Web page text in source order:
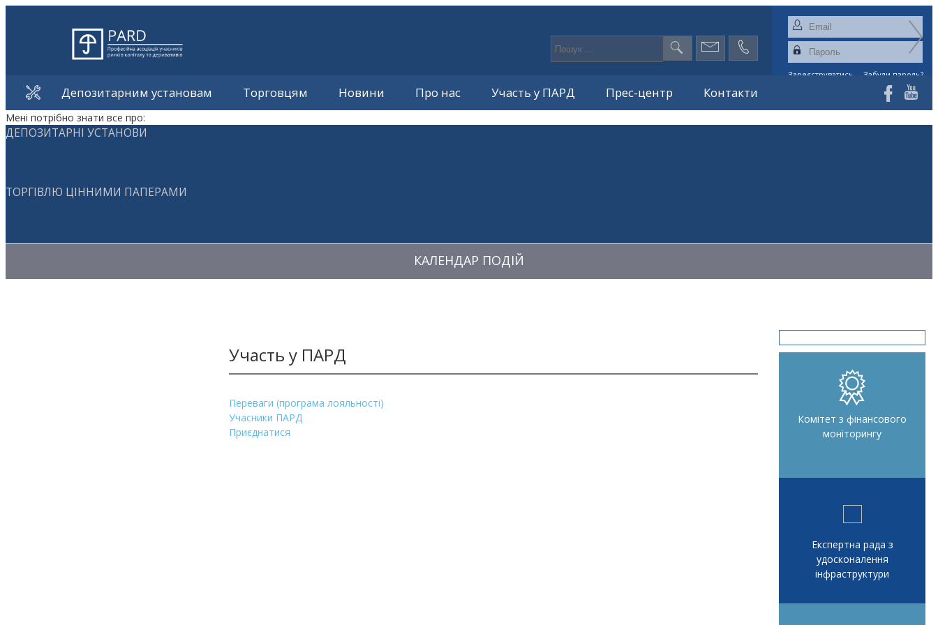
Зареєструватись Забули пароль?
Депозитарним установам Торговцям Новини Про нас Участь у ПАРД Прес-центр Контакти
Мені потрібно знати все про:
ДЕПОЗИТАРНІ УСТАНОВИ
ТОРГІВЛЮ ЦІННИМИ ПАПЕРАМИ
КАЛЕНДАР ПОДІЙ
Участь у ПАРД
Переваги (програма лояльності)
Учасники ПАРД
Приєднатися
Комітет з фінансового
моніторингу
Експертна рада з
удосконалення
інфраструктури